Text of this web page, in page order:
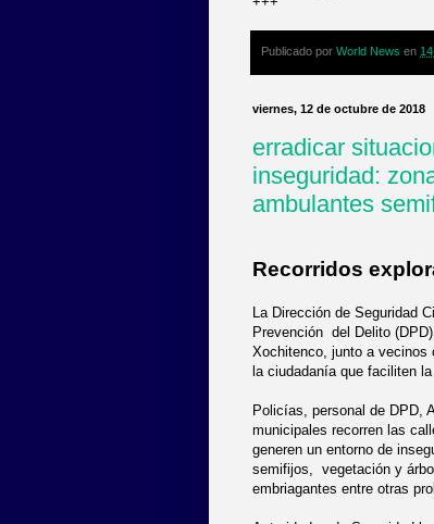
Publicado por World News en
viernes, 12 de octubre de 2018
erradicar
inseguridad:
ambulantes
Recorridos
La Dirección de Seguridad
Prevención del Delito
Xochitenco, junto a vecinos
la ciudadanía que faciliten
Policías, personal de DPD,
municipales recorren las
generen un entorno de
semifijos, vegetación y
embriagantes entre otras